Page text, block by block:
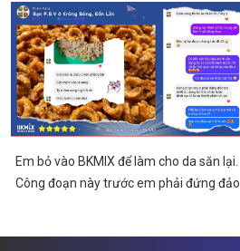
Em bỏ vào BKMIX để làm cho da săn lại.
Công đoạn này trước em phải đứng đảo